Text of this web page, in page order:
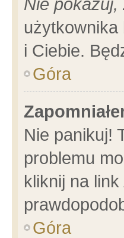
użytkownika
i Ciebie.
Góra
Nie panikuj!
problemu
kliknij na link
Góra